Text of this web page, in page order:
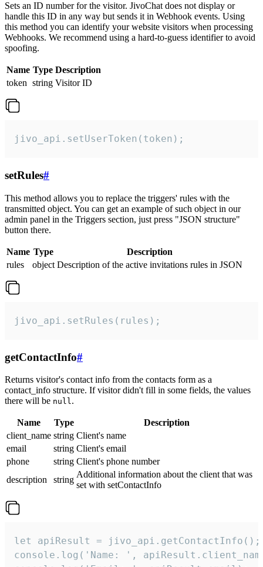
Sets an ID number for the visitor. JivoChat does not display or
handle this ID in any way but sends it in Webhook events. Using
this method you can identify your website visitors when processing
Webhooks. We recommend using a hard-to-guess identifier to avoid
spoofing.
Name Type Description
token string Visitor ID
jivo_api.setUserToken(token);
setRules#
This method allows you to replace the triggers' rules with the
transmitted object. You can get an example of such object in our
admin panel in the Triggers section, just press "JSON structure"
button there.
Name Type
Description
rules
object Description of the active invitations rules in JSON
jivo_api.setRules(rules);
getContactInfo#
Returns visitor's contact info from the contacts form as a
contact_info structure. If visitor didn't fill in some fields, the values
there will be null.
Name Type
Description
client_name string Client's name
email
string Client's email
phone
string Client's phone number
description
string
Additional information about the client that was
set with setContactInfo
let apiResult = jivo_api.getContactInfo();
console.log('Name: ',